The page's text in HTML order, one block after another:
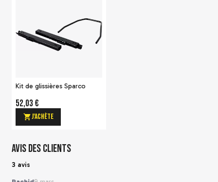
Kit de glissières Sparco
52,03 €
J'achète
Avis des clients
3 avis